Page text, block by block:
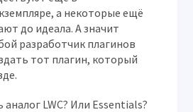
а некоторые ещё
до идеала. А значит
разработчик плагинов
тот плагин, который
LWC? Или Essentials?